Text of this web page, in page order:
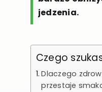
jedzenia.
Czego
Dlaczego
przestaje